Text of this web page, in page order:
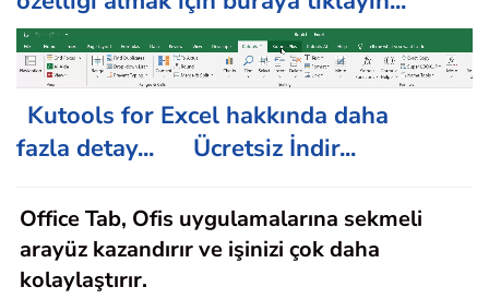
Kutools for Excel hakkında daha
fazla detay...
Ücretsiz İndir...
Office Tab, Ofis uygulamalarına sekmeli
arayüz kazandırır ve işinizi çok daha
kolaylaştırır.